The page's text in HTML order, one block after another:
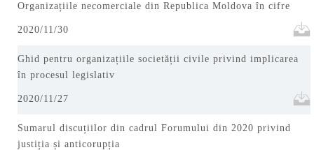
Organizațiile necomerciale din Republica Moldova în cifre
2020/11/30
Ghid pentru organizațiile societății civile privind implicarea
în procesul legislativ
2020/11/27
Sumarul discuțiilor din cadrul Forumului din 2020 privind
justiția și anticorupția